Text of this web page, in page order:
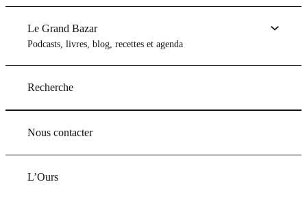
Le Grand Bazar
Podcasts, livres, blog, recettes et agenda
Recherche
Nous contacter
L’Ours